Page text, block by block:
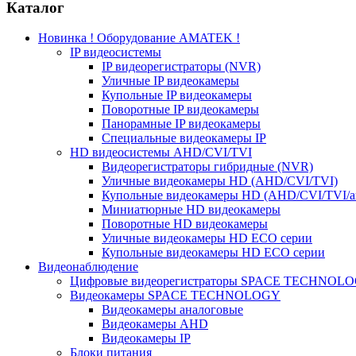
Каталог
Новинка ! Оборудование AMATEK !
IP видеосистемы
IP видеорегистраторы (NVR)
Уличные IP видеокамеры
Купольные IP видеокамеры
Поворотные IP видеокамеры
Панорамные IP видеокамеры
Специальные видеокамеры IP
HD видеосистемы AHD/CVI/TVI
Видеорегистраторы гибридные (NVR)
Уличные видеокамеры HD (AHD/CVI/TVI)
Купольные видеокамеры HD (AHD/CVI/TVI/
Миниатюрные HD видеокамеры
Поворотные HD видеокамеры
Уличные видеокамеры HD ECO серии
Купольные видеокамеры HD ECO серии
Видеонаблюдение
Цифровые видеорегистраторы SPACE
Видеокамеры SPACE TECHNOLOGY
Видеокамеры аналоговые
Видеокамеры AHD
Видеокамеры IP
Блоки питания